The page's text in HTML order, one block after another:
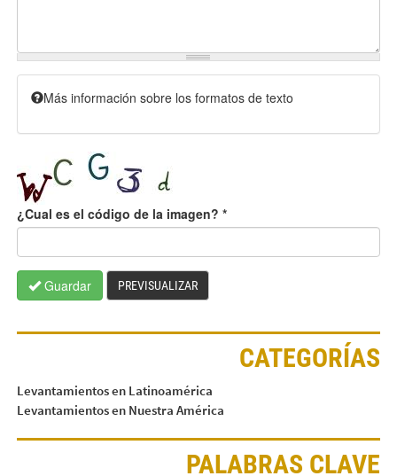
Más información sobre los formatos de texto
¿Cual es el código de la imagen? *
Guardar PREVISUALIZAR
CATEGORÍAS
Levantamientos en Latinoamérica
Levantamientos en Nuestra América
PALABRAS CLAVE